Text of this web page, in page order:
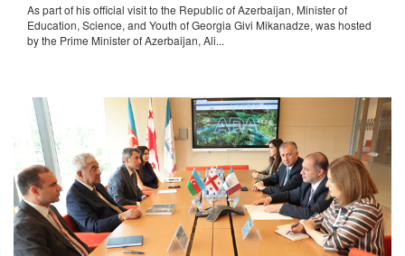
As part of his official visit to the Republic of Azerbaijan, Minister of
Education, Science, and Youth of Georgia Givi Mikanadze, was hosted
by the Prime Minister of Azerbaijan, Ali...